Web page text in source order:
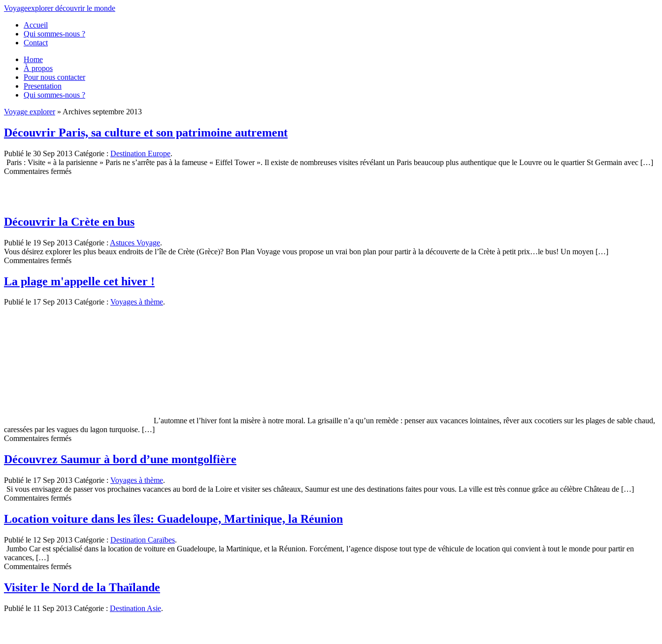
Voyageexplorer découvrirle monde
Accueil
Qui sommes-nous ?
Contact
Home
À propos
Pour nous contacter
Presentation
Qui sommes-nous ?
Voyage explorer» Archives septembre 2013
Découvrir Paris, sa culture et son patrimoine autrement
Publié le 30 Sep 2013 Catégorie : Destination Europe.
Paris : Visite « à la parisienne » Paris ne s’arrête pas à la fameuse « Eiffel Tower ». Il existe de nombreuses visites révélant un Paris beaucoup plus authentique que le Louvre ou le quartier St Germain avec […]
Commentaires ferméssur
son
autrement
Découvrir la Crète en bus
Publié le 19 Sep 2013 Catégorie : Astuces Voyage.
Vous désirez explorer les plus beaux endroits de l’île de Crète (Grèce)? Bon Plan Voyage vous propose un vrai bon plan pour partir à la découverte de la Crète à petit prix…le bus! Un moyen […]
Commentaires ferméssur
Crète
bus
La plage m'appelle cet hiver !
Publié le 17 Sep 2013 Catégorie : Voyages à thème.
L’automne et l’hiver font la misère à notre moral. La grisaille n’a qu’un remède : penser aux vacances lointaines, rêver aux cocotiers sur les plages de sable chaud,
caressées par les vagues du lagon turquoise. […]
Commentaires ferméssur
plage
m’appelle
hiver
!
Découvrez Saumur à bord d’une montgolfière
Publié le 17 Sep 2013 Catégorie : Voyages à thème.
Si vous envisagez de passer vos prochaines vacances au bord de la Loire et visiter ses châteaux, Saumur est une des destinations faites pour vous. La ville est très connue grâce au célèbre Château de […]
Commentaires ferméssur
Saumur
à
d’une
montgolfière
Location voiture dans les îles: Guadeloupe, Martinique, la Réunion
Publié le 12 Sep 2013 Catégorie : Destination Caraïbes.
Jumbo Car est spécialisé dans la location de voiture en Guadeloupe, la Martinique, et la Réunion. Forcément, l’agence dispose tout type de véhicule de location qui convient à tout le monde pour partir en
vacances, […]
Commentaires ferméssur
voiture
dans
îles:
Visiter le Nord de la Thaïlande
Publié le 11 Sep 2013 Catégorie : Destination Asie.